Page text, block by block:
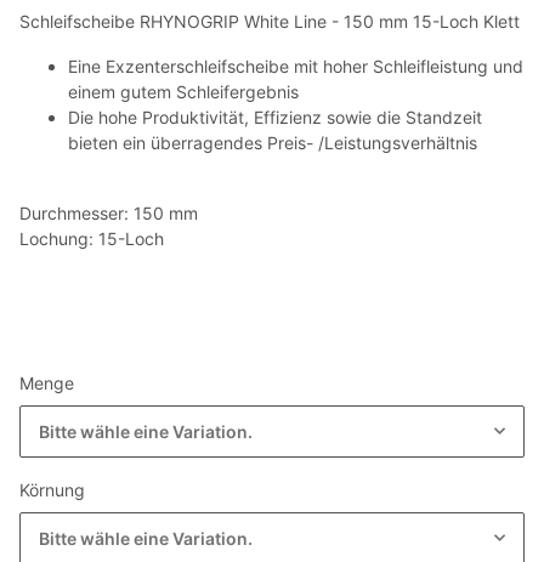
Schleifscheibe RHYNOGRIP White Line - 150 mm 15-Loch Klett
Eine Exzenterschleifscheibe mit hoher Schleifleistung und
einem gutem Schleifergebnis
Die hohe Produktivität, Effizienz sowie die Standzeit
bieten ein überragendes Preis- /Leistungsverhältnis
Durchmesser: 150 mm
Lochung: 15-Loch
Menge
Bitte wähle eine Variation.
Körnung
Bitte wähle eine Variation.